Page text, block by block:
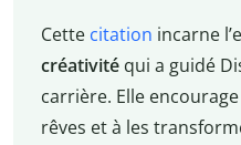
Cette citation incarne
créativitéqui a guidé
carrière. Elle
rêves et à les